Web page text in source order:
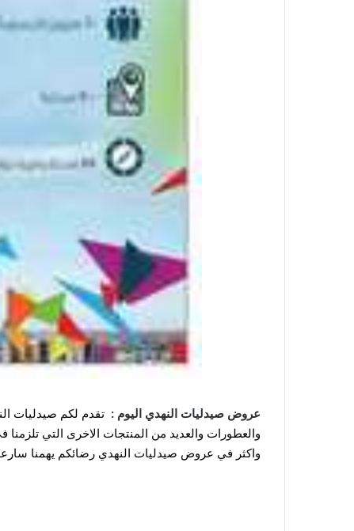
عروض صيدليات النهدي اليوم : تقدم لكم صيدليات
والعطورات والعديد من المنتجات الاخرى التي
واكثر في عروض صيدليات النهدي رضائكم يهمنا سارعوا